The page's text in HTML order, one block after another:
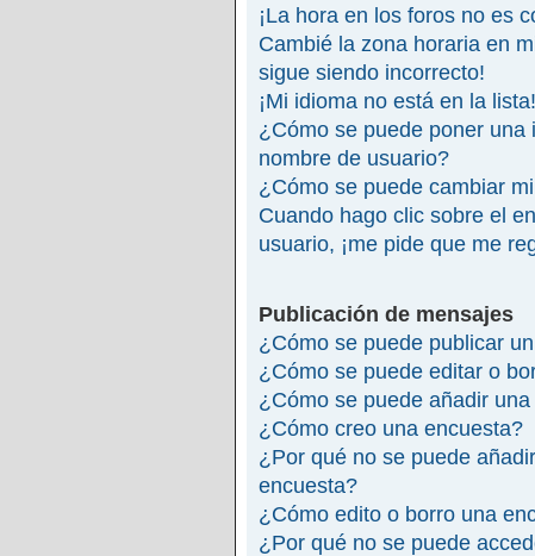
¡La hora en los foros no es
Cambié la zona horaria en
sigue siendo incorrecto!
¡Mi idioma no está en la lista!
¿Cómo se puede poner una
nombre de usuario?
¿Cómo se puede cambiar
Cuando hago clic sobre el
usuario, ¡me pide que me
Publicación de mensajes
¿Cómo se puede publicar
¿Cómo se puede editar o
¿Cómo se puede añadir
¿Cómo creo una encuesta?
¿Por qué no se puede
encuesta?
¿Cómo edito o borro una
¿Por qué no se puede